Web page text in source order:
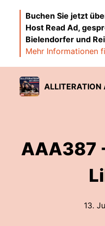
Buchen Sie jetzt
Host Read Ad,
Bielendorfer und
Mehr Informationen
ALLITERATION
AAA387
13.